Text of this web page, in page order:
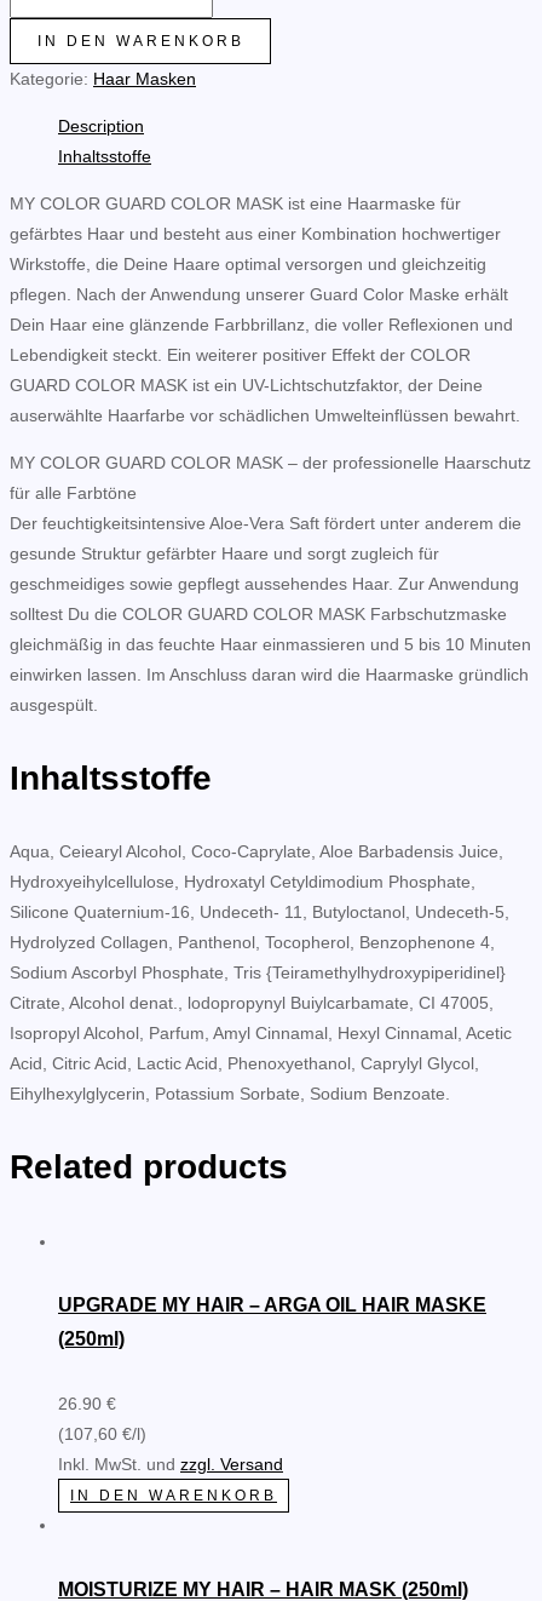
GUARD
-
(250ml)
IN DEN WARENKORB
Kategorie: Haar Masken
Description
Inhaltsstoffe
MY COLOR GUARD COLOR MASK ist eine Haarmaske für
gefärbtes Haar und besteht aus einer Kombination hochwertiger
Wirkstoffe, die Deine Haare optimal versorgen und gleichzeitig
pflegen. Nach der Anwendung unserer Guard Color Maske erhält
Dein Haar eine glänzende Farbbrillanz, die voller Reflexionen und
Lebendigkeit steckt. Ein weiterer positiver Effekt der COLOR
GUARD COLOR MASK ist ein UV-Lichtschutzfaktor, der Deine
auserwählte Haarfarbe vor schädlichen Umwelteinflüssen bewahrt.
MY COLOR GUARD COLOR MASK – der professionelle Haarschutz
für alle Farbtöne
Der feuchtigkeitsintensive Aloe-Vera Saft fördert unter anderem die
gesunde Struktur gefärbter Haare und sorgt zugleich für
geschmeidiges sowie gepflegt aussehendes Haar. Zur Anwendung
solltest Du die COLOR GUARD COLOR MASK Farbschutzmaske
gleichmäßig in das feuchte Haar einmassieren und 5 bis 10 Minuten
einwirken lassen. Im Anschluss daran wird die Haarmaske gründlich
ausgespült.
Inhaltsstoffe
Aqua, Ceiearyl Alcohol, Coco-Caprylate, Aloe Barbadensis Juice,
Hydroxyeihylcellulose, Hydroxatyl Cetyldimodium Phosphate,
Silicone Quaternium-16, Undeceth- 11, Butyloctanol, Undeceth-5,
Hydrolyzed Collagen, Panthenol, Tocopherol, Benzophenone 4,
Sodium Ascorbyl Phosphate, Tris {Teiramethylhydroxypiperidinel}
Citrate, Alcohol denat., lodopropynyl Buiylcarbamate, CI 47005,
Isopropyl Alcohol, Parfum, Amyl Cinnamal, Hexyl Cinnamal, Acetic
Acid, Citric Acid, Lactic Acid, Phenoxyethanol, Caprylyl Glycol,
Eihylhexylglycerin, Potassium Sorbate, Sodium Benzoate.
Related products
UPGRADE MY HAIR – ARGA OIL HAIR MASKE
(250ml)
26.90 €
(107,60 €/l)
Inkl. MwSt. und zzgl. Versand
IN DEN WARENKORB
MOISTURIZE MY HAIR – HAIR MASK (250ml)